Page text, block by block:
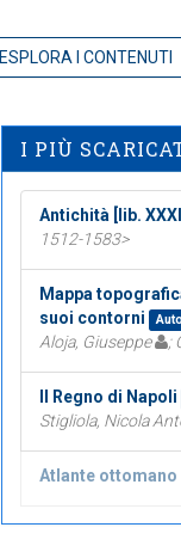
ESPLORA I CONTENUTI
I PIÙ
Antichità [lib.
1512-1583>
Mappa
suoi contorni
Aloja, Giuseppe
;
Il Regno di Napoli
Stigliola, Nicola
Atlante ottomano